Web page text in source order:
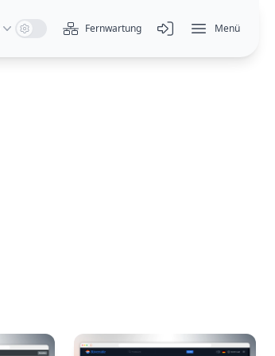
System Mode
Light Mode
Dark Mode
Fernwartung
Fernwartung Menü öffnen
Menü